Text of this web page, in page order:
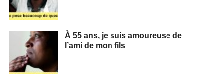
À 55 ans, je suis amoureuse de
l’ami de mon fils